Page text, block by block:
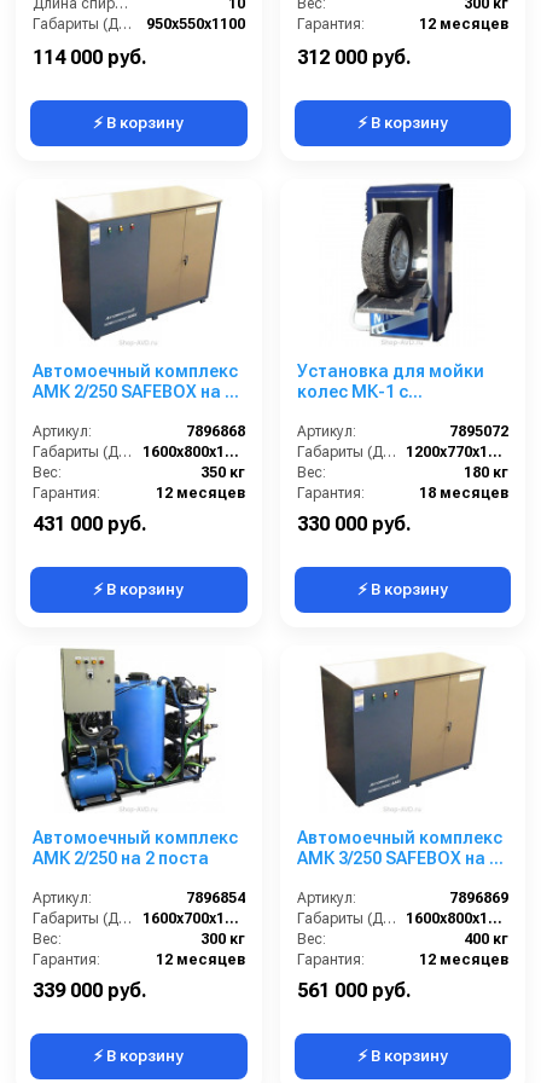
Длина спирального шланга (м):
10
Габариты (ДхШхВ):
950х550х1100
114 000 руб.
⚡ В корзину
Вес:
300 кг
Гарантия:
12 месяцев
312 000 руб.
⚡ В корзину
Автомоечный комплекс
АМК 2/250 SAFEBOX на 2
Артикул:
7896868
Габариты (ДхШхВ):
1600х800х1300
Вес:
350 кг
Гарантия:
12 месяцев
431 000 руб.
⚡ В корзину
Установка для мойки
колес МК-1 с
распылителями
Артикул:
7895072
Габариты (ДхШхВ):
1200х770х1440
Вес:
180 кг
Гарантия:
18 месяцев
330 000 руб.
⚡ В корзину
Автомоечный комплекс
АМК 2/250 на 2 поста
Артикул:
7896854
Габариты (ДхШхВ):
1600х700х1500
Вес:
300 кг
Гарантия:
12 месяцев
339 000 руб.
⚡ В корзину
Автомоечный комплекс
АМК 3/250 SAFEBOX на 3
Артикул:
7896869
Габариты (ДхШхВ):
1600х800х1500
Вес:
400 кг
Гарантия:
12 месяцев
561 000 руб.
⚡ В корзину